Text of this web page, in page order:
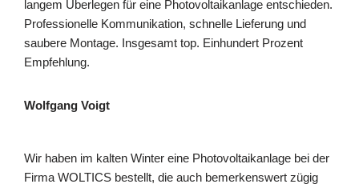
langem Überlegen für eine Photovoltaikanlage entschieden.
Professionelle Kommunikation, schnelle Lieferung und
saubere Montage. Insgesamt top. Einhundert Prozent
Empfehlung.
Wolfgang Voigt
Wir haben im kalten Winter eine Photovoltaikanlage bei der
Firma WOLTICS bestellt, die auch bemerkenswert zügig